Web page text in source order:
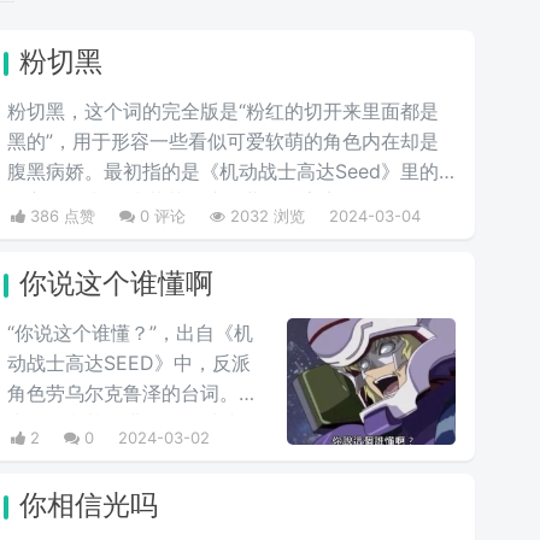
粉切黑
粉切黑，这个词的完全版是“粉红的切开来里面都是
黑的”，用于形容一些看似可爱软萌的角色内在却是
腹黑病娇。最初指的是《机动战士高达Seed》里的
女主角拉克丝·克莱茵。这位著名的宇宙歌姬，
PLANT星球前议长希格尔之女有着可爱的外表和成
至其他许多动漫作品中，许多有着粉色头发的美少女
在可爱的外表下都隐藏着腹黑的本质。
386 点赞 0 评论 2032 浏览 2024-03-04
你说这个谁懂啊
“你说这个谁懂？”，出自《机
动战士高达SEED》中，反派
角色劳乌尔克鲁泽的台词。在
时候，高‌‌‌‌‌‌‌‌达seed中大反派反驳
出这句台词，非常具有新鲜
2 0 2024-03-02
你相信光吗